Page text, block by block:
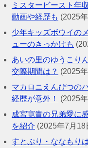
ミスタービースト年
動画や経歴も (2025
少年キッズボウイの
ューのきっかけも
あいの里のゆうこり
交際期間は？ (2025
マカロニえんぴつの
経歴が意外！
(2025
成宮寛貴の兄弟愛に
を紹介 (2025年7月18
すとぷり・ななもり